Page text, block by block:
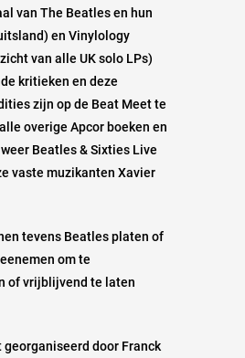
van The Beatles en hun
en Vinylology
van alle UK solo LPs)
kritieken en deze
zijn op de Beat Meet te
overige Apcor boeken en
Beatles & Sixties Live
vaste muzikanten Xavier
tevens Beatles platen of
om te
of vrijblijvend te laten
georganiseerd door Franck